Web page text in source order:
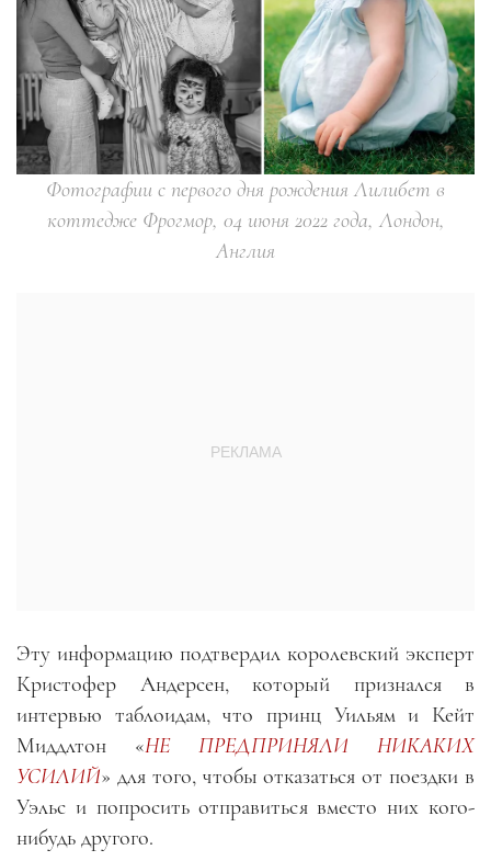
Фотографии с первого дня рождения Лилибет в
коттедже Фрогмор, 04 июня 2022 года, Лондон,
Англия
Эту информацию подтвердил королевский эксперт
Кристофер Андерсен, который признался в
интервью таблоидам, что принц Уильям и Кейт
Миддлтон «НЕ ПРЕДПРИНЯЛИ НИКАКИХ
УСИЛИЙ» для того, чтобы отказаться от поездки в
Уэльс и попросить отправиться вместо них кого-
нибудь другого.